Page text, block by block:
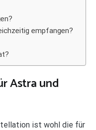
empfangen?
Astra und
ist wohl die für